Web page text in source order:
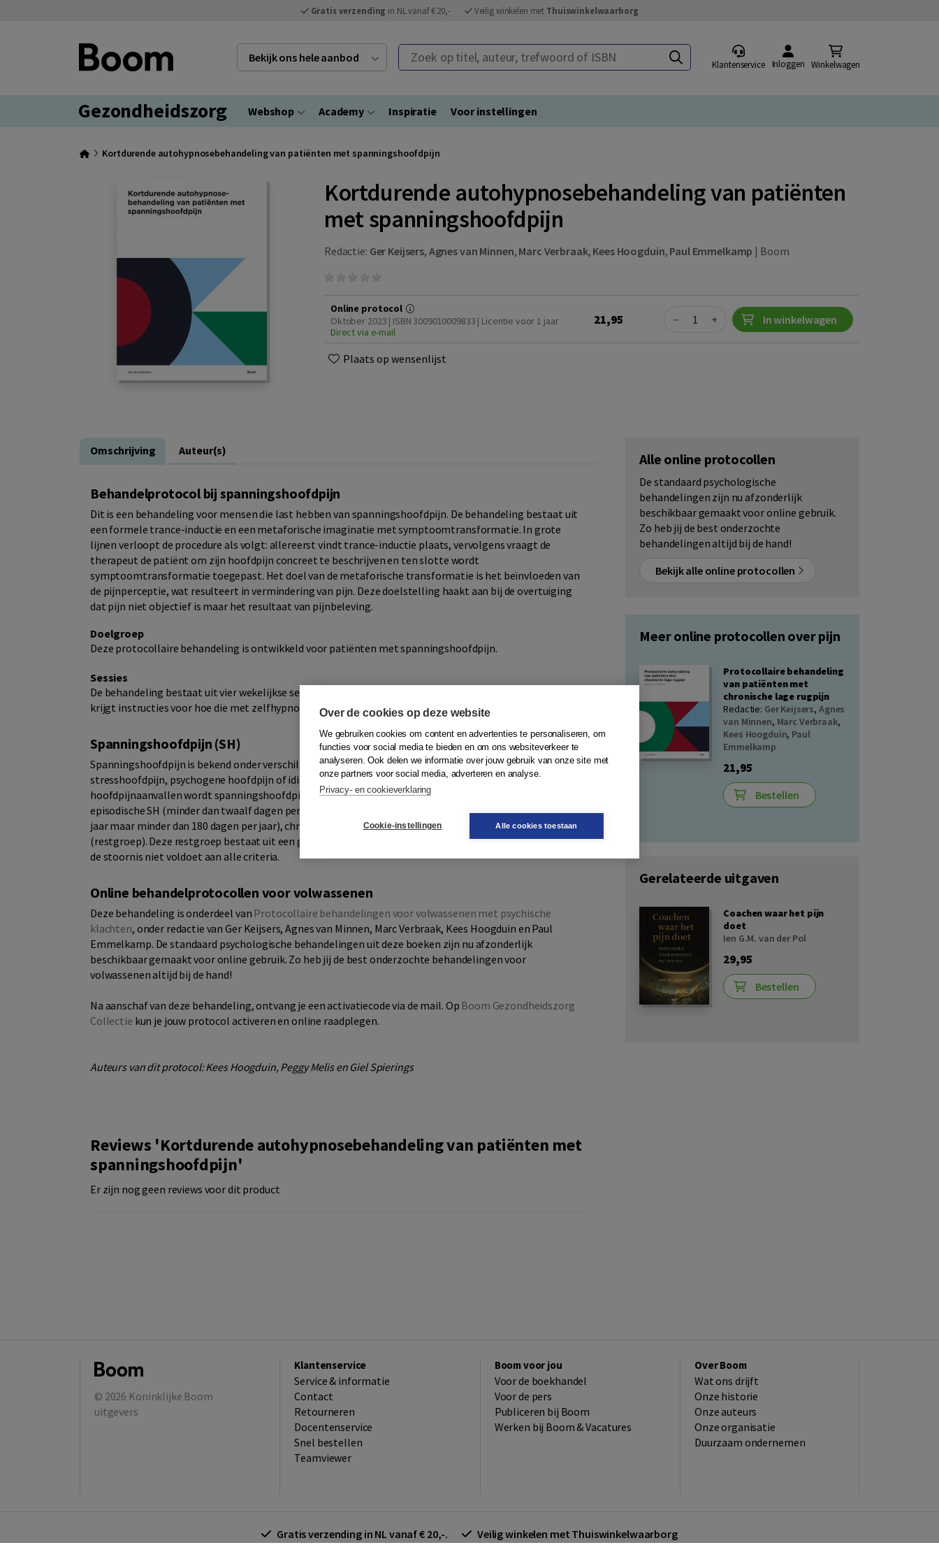
Gratis verzending in NL vanaf € 20,- Veilig winkelen met Thuiswinkelwaarborg
Bekijk ons hele aanbod Zoek op titel, auteur, trefwoord of ISBN
Klantenservice Inloggen Winkelwagen
Gezondheidszorg Webshop Academy Inspiratie Voor instellingen
Kortdurende autohypnosebehandeling van patiënten met spanningshoofdpijn
Kortdurende autohypnosebehandeling van patiënten
met spanningshoofdpijn
Redactie: Ger Keijsers, Agnes van Minnen, Marc Verbraak, Kees Hoogduin, Paul Emmelkamp | Boom
Online protocol
Oktober 2023 | ISBN 3009010009833 | Licentie voor 1 jaar
Direct via e-mail
21,95 Quantity
− + In winkelwagen
Plaats op wensenlijst
Omschrijving Auteur(s)
Behandelprotocol bij spanningshoofdpijn
Dit is een behandeling voor mensen die last hebben van spanningshoofdpijn. De behandeling bestaat uit
een formele trance-inductie en een metaforische imaginatie met symptoomtransformatie. In grote
lijnen verloopt de procedure als volgt: allereerst vindt trance-inductie plaats, vervolgens vraagt de
therapeut de patiënt om zijn hoofdpijn concreet te beschrijven en ten slotte wordt
symptoomtransformatie toegepast. Het doel van de metaforische transformatie is het beïnvloeden van
de pijnperceptie, wat resulteert in vermindering van pijn. Deze doelstelling haakt aan bij de overtuiging
dat pijn niet objectief is maar het resultaat van pijnbeleving.
Doelgroep
Deze protocollaire behandeling is ontwikkeld voor patiënten met spanningshoofdpijn.
Sessies
De behandeling bestaat uit vier wekelijkse sessies. De patiënt wordt vertrouwd gemaakt met hypnose en
krijgt instructies voor hoe die met zelfhypnose kan oefenen.
Spanningshoofdpijn (SH)
Spanningshoofdpijn is bekend onder verschillende namen, zoals spierspanningshoofdpijn,
stresshoofdpijn, psychogene hoofdpijn of idiopathische hoofdpijn. Afhankelijk van de frequentie van de
hoofdpijnaanvallen wordt spanningshoofdpijn ingedeeld in een van de volgende vier klassen: infrequente,
episodische SH (minder dan twaalf dagen per jaar), frequente episodische SH (vaker dan twaalf dagen per
jaar maar minder dan 180 dagen per jaar), chronische SH (meer dan 180 dagen per jaar) en waarschijnlijk SH
(restgroep). Deze restgroep bestaat uit een groep patiënten die waarschijnlijk SH hebben, maar waarbij
de stoornis niet voldoet aan alle criteria.
Online behandelprotocollen voor volwassenen
Deze behandeling is onderdeel van Protocollaire behandelingen voor volwassenen met psychische
klachten, onder redactie van Ger Keijsers, Agnes van Minnen, Marc Verbraak, Kees Hoogduin en Paul
Emmelkamp. De standaard psychologische behandelingen uit deze boeken zijn nu afzonderlijk
beschikbaar gemaakt voor online gebruik. Zo heb jij de best onderzochte behandelingen voor
volwassenen altijd bij de hand!
Na aanschaf van deze behandeling, ontvang je een activatiecode via de mail. Op Boom Gezondheidszorg
Collectie kun je jouw protocol activeren en online raadplegen.
Auteurs van dit protocol: Kees Hoogduin, Peggy Melis en Giel Spierings
Reviews 'Kortdurende autohypnosebehandeling van patiënten met
spanningshoofdpijn'
Er zijn nog geen reviews voor dit product
Alle online protocollen
De standaard psychologische
behandelingen zijn nu afzonderlijk
beschikbaar gemaakt voor online gebruik.
Zo heb jij de best onderzochte
behandelingen altijd bij de hand!
Bekijk alle online protocollen
Meer online protocollen over pijn
Protocollaire behandeling
van patiënten met
chronische lage rugpijn
Redactie: Ger Keijsers, Agnes
van Minnen, Marc Verbraak,
Kees Hoogduin, Paul
Emmelkamp
21,95
Bestellen
Gerelateerde uitgaven
Coachen waar het pijn
doet
Ien G.M. van der Pol
29,95
Bestellen
© 2026 Koninklijke Boom
uitgevers
Klantenservice
Service & informatie
Contact
Retourneren
Docentenservice
Snel bestellen
Teamviewer
Boom voor jou
Voor de boekhandel
Voor de pers
Publiceren bij Boom
Werken bij Boom & Vacatures
Over Boom
Wat ons drijft
Onze historie
Onze auteurs
Onze organisatie
Duurzaam ondernemen
Gratis verzending in NL vanaf € 20,-. Veilig winkelen met Thuiswinkelwaarborg
Over de cookies op deze website
We gebruiken cookies om content en advertenties te personaliseren, om
functies voor social media te bieden en om ons websiteverkeer te
analyseren. Ook delen we informatie over jouw gebruik van onze site met
onze partners voor social media, adverteren en analyse.
Privacy- en cookieverklaring
Cookie-instellingen Alle cookies toestaan